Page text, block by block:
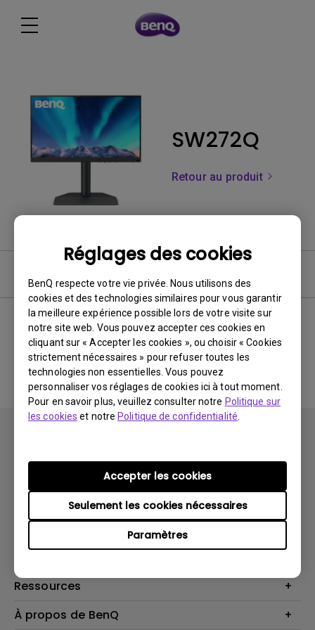
Réglages des cookies
BenQ respecte votre vie privée. Nous utilisons des
cookies et des technologies similaires pour vous garantir
la meilleure expérience possible lors de votre visite sur
notre site web. Vous pouvez accepter ces cookies en
cliquant sur « Accepter les cookies », ou choisir « Cookies
strictement nécessaires » pour refuser toutes les
technologies non essentielles. Vous pouvez
personnaliser vos réglages de cookies ici à tout moment.
Pour en savoir plus, veuillez consulter notre Politique sur
les cookies et notre Politique de confidentialité
Paramètres
Seulement les cookies nécessaires
Accepter les cookies
SW272Q
Retour au produit
Aucune FAQ associée
Vidéoprojecteurs
Haut-parleur
Solutions
Contactez-nous
Recycling
Ressources
Centre de connaissances
À propos de BenQ